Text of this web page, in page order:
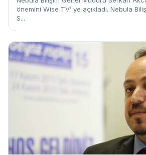
önemini Wise TV’ ye açıkladı. Nebula
S...